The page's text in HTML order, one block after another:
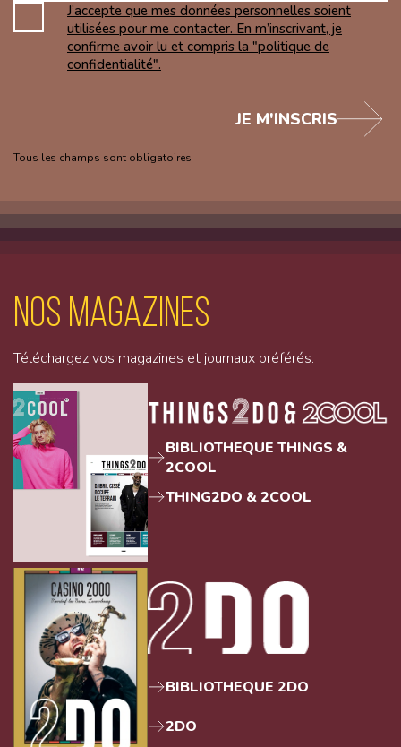
J’accepte que mes données personnelles soient
utilisées pour me contacter. En m’inscrivant, je
confirme avoir lu et compris la "politique de
confidentialité".
Tous les champs sont obligatoires
JE M'INSCRIS
Nos magazines
Téléchargez vos magazines et journaux préférés.
BIBLIOTHEQUE THINGS &
2COOL
THING2DO & 2COOL
BIBLIOTHEQUE 2DO
2DO